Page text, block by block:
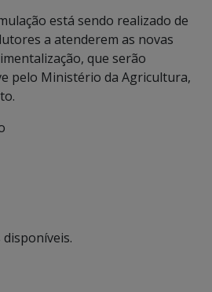
está sendo realizado de
a atenderem as novas
que serão
pelo Ministério da Agricultura,